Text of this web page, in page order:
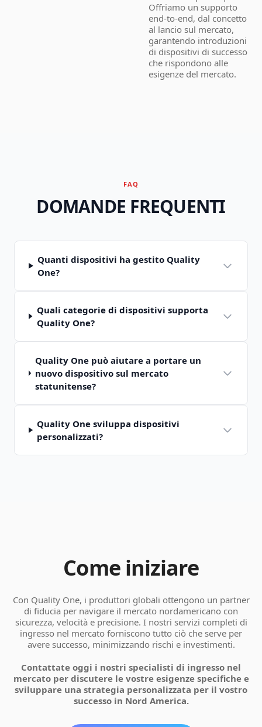
Offriamo un supporto
end-to-end, dal concetto
al lancio sul mercato,
garantendo introduzioni
di dispositivi di successo
che rispondono alle
esigenze del mercato.
FAQ
DOMANDE FREQUENTI
Quanti dispositivi ha gestito Quality
One?
Quali categorie di dispositivi supporta
Quality One?
Quality One può aiutare a portare un
nuovo dispositivo sul mercato
statunitense?
Quality One sviluppa dispositivi
personalizzati?
Come iniziare
Con Quality One, i produttori globali ottengono un partner
di fiducia per navigare il mercato nordamericano con
sicurezza, velocità e precisione. I nostri servizi completi di
ingresso nel mercato forniscono tutto ciò che serve per
avere successo, minimizzando rischi e investimenti.
Contattate oggi i nostri specialisti di ingresso nel
mercato per discutere le vostre esigenze specifiche e
sviluppare una strategia personalizzata per il vostro
successo in Nord America.